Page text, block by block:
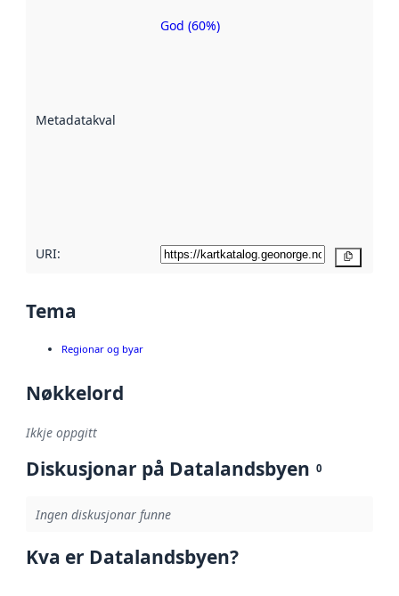
Metadatakvalitet
Metadatakvalitet
God (60%)
URI:
Tema
Regionar og byar
Nøkkelord
Ikkje oppgitt
Diskusjonar på Datalandsbyen 0
Ingen diskusjonar funne
Kva er Datalandsbyen?